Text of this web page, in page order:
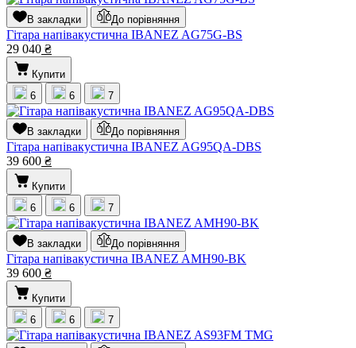
В закладки До порівняння
Гітара напівакустична IBANEZ AG75G-BS
29 040 ₴
Купити
6
6 7
В закладки До порівняння
Гітара напівакустична IBANEZ AG95QA-DBS
39 600 ₴
Купити
6
6 7
В закладки До порівняння
Гітара напівакустична IBANEZ AMH90-BK
39 600 ₴
Купити
6
6 7